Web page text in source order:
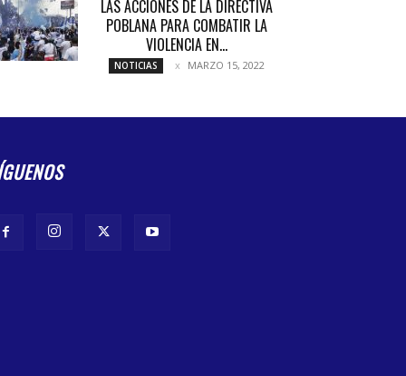
LAS ACCIONES DE LA DIRECTIVA
POBLANA PARA COMBATIR LA
VIOLENCIA EN...
NOTICIAS MARZO 15, 2022